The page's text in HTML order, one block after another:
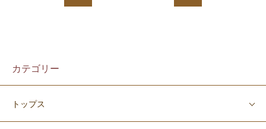
カテゴリー
トップス